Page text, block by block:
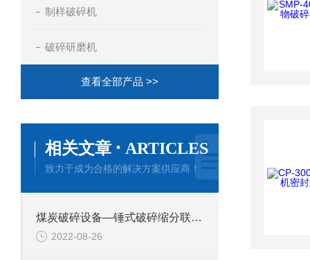
制样破碎机
破碎研磨机
查看全部产品 >>
相关文章 · ARTICLES
致力于成为合格的解决方案供应商！
煤炭破碎设备—锤式破碎缩分联合制样机通用技术条件
2022-08-26